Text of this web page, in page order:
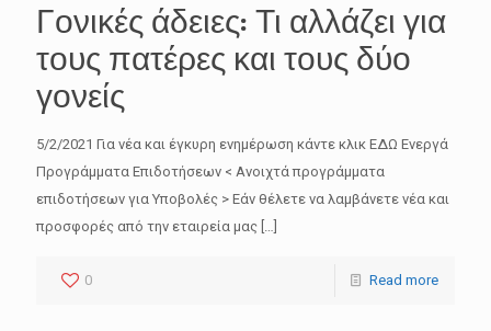
Γονικές άδειες: Τι αλλάζει για
τους πατέρες και τους δύο
γονείς
5/2/2021 Για νέα και έγκυρη ενημέρωση κάντε κλικ ΕΔΩ Ενεργά
Προγράμματα Επιδοτήσεων < Ανοιχτά προγράμματα
επιδοτήσεων για Υποβολές > Εάν θέλετε να λαμβάνετε νέα και
προσφορές από την εταιρεία μας […]
0 Read more